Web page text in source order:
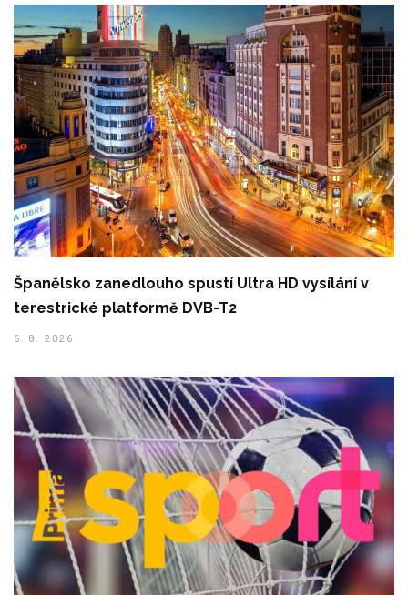
Španělsko zanedlouho spustí Ultra HD vysílání v
terestrické platformě DVB-T2
6. 8. 2026